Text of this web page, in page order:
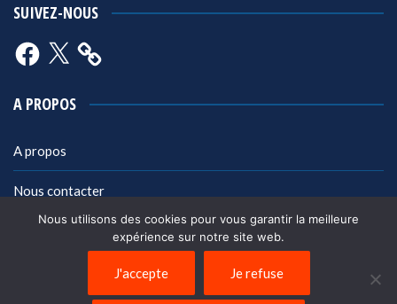
SUIVEZ-NOUS
Facebook
X
A PROPOS
A propos
Nous contacter
Politique de confidentialité
Nous utilisons des cookies pour vous garantir la meilleure
expérience sur notre site web.
J'accepte Je refuse